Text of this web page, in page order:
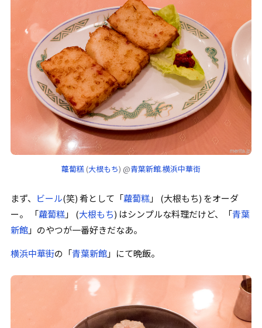
蘿蔔糕 (大根もち) @青葉新館.横浜中華街
まず、 ビール(笑) 肴として 「蘿蔔糕」
(大根もち) をオーダ
ー。
「蘿蔔糕」 (大根もち) はシンプルな料理だけど、 「青葉
新館」 のやつが一番好きだなあ。
横浜中華街の 「青葉新館」 にて晩飯。